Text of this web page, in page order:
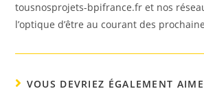
tousnosprojets-bpifrance.fr et nos
l’optique d’être au courant des
VOUS DEVRIEZ ÉGALEMENT